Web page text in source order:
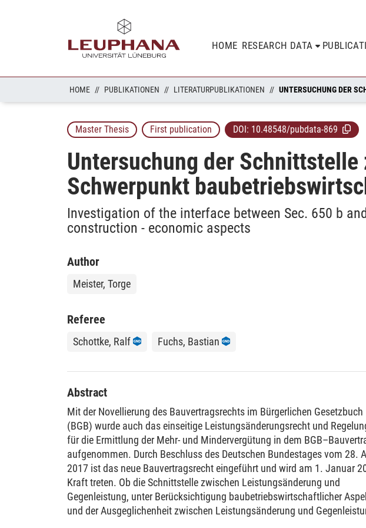
HOME RESEARCH DATA
HOME PUBLIKATIONEN LITERATURPUBLIKATIONEN
Master Thesis First publication DOI: 10.48548/pubdata-869
Untersuchung der Schnittstelle
Schwerpunkt
Investigation of the interface between Sec. 650 b
construction - economic aspects
Author
Meister, Torge
Referee
Schottke, Ralf Fuchs, Bastian
Abstract
Mit der Novellierung des Bauvertragsrechts im Bürgerlichen Gesetzbuch
(BGB) wurde auch das einseitige Leistungsänderungsrecht und
für die Ermittlung der Mehr- und Mindervergütung in dem
aufgenommen. Durch Beschluss des Deutschen Bundestages vom 28.
2017 ist das neue Bauvertragsrecht eingeführt und wird am 1. Januar
Kraft treten. Ob die Schnittstelle zwischen Leistungsänderung und
Gegenleistung, unter Berücksichtigung baubetriebswirtschaftlicher
und der Ausgeglichenheit zwischen Leistungsänderung und